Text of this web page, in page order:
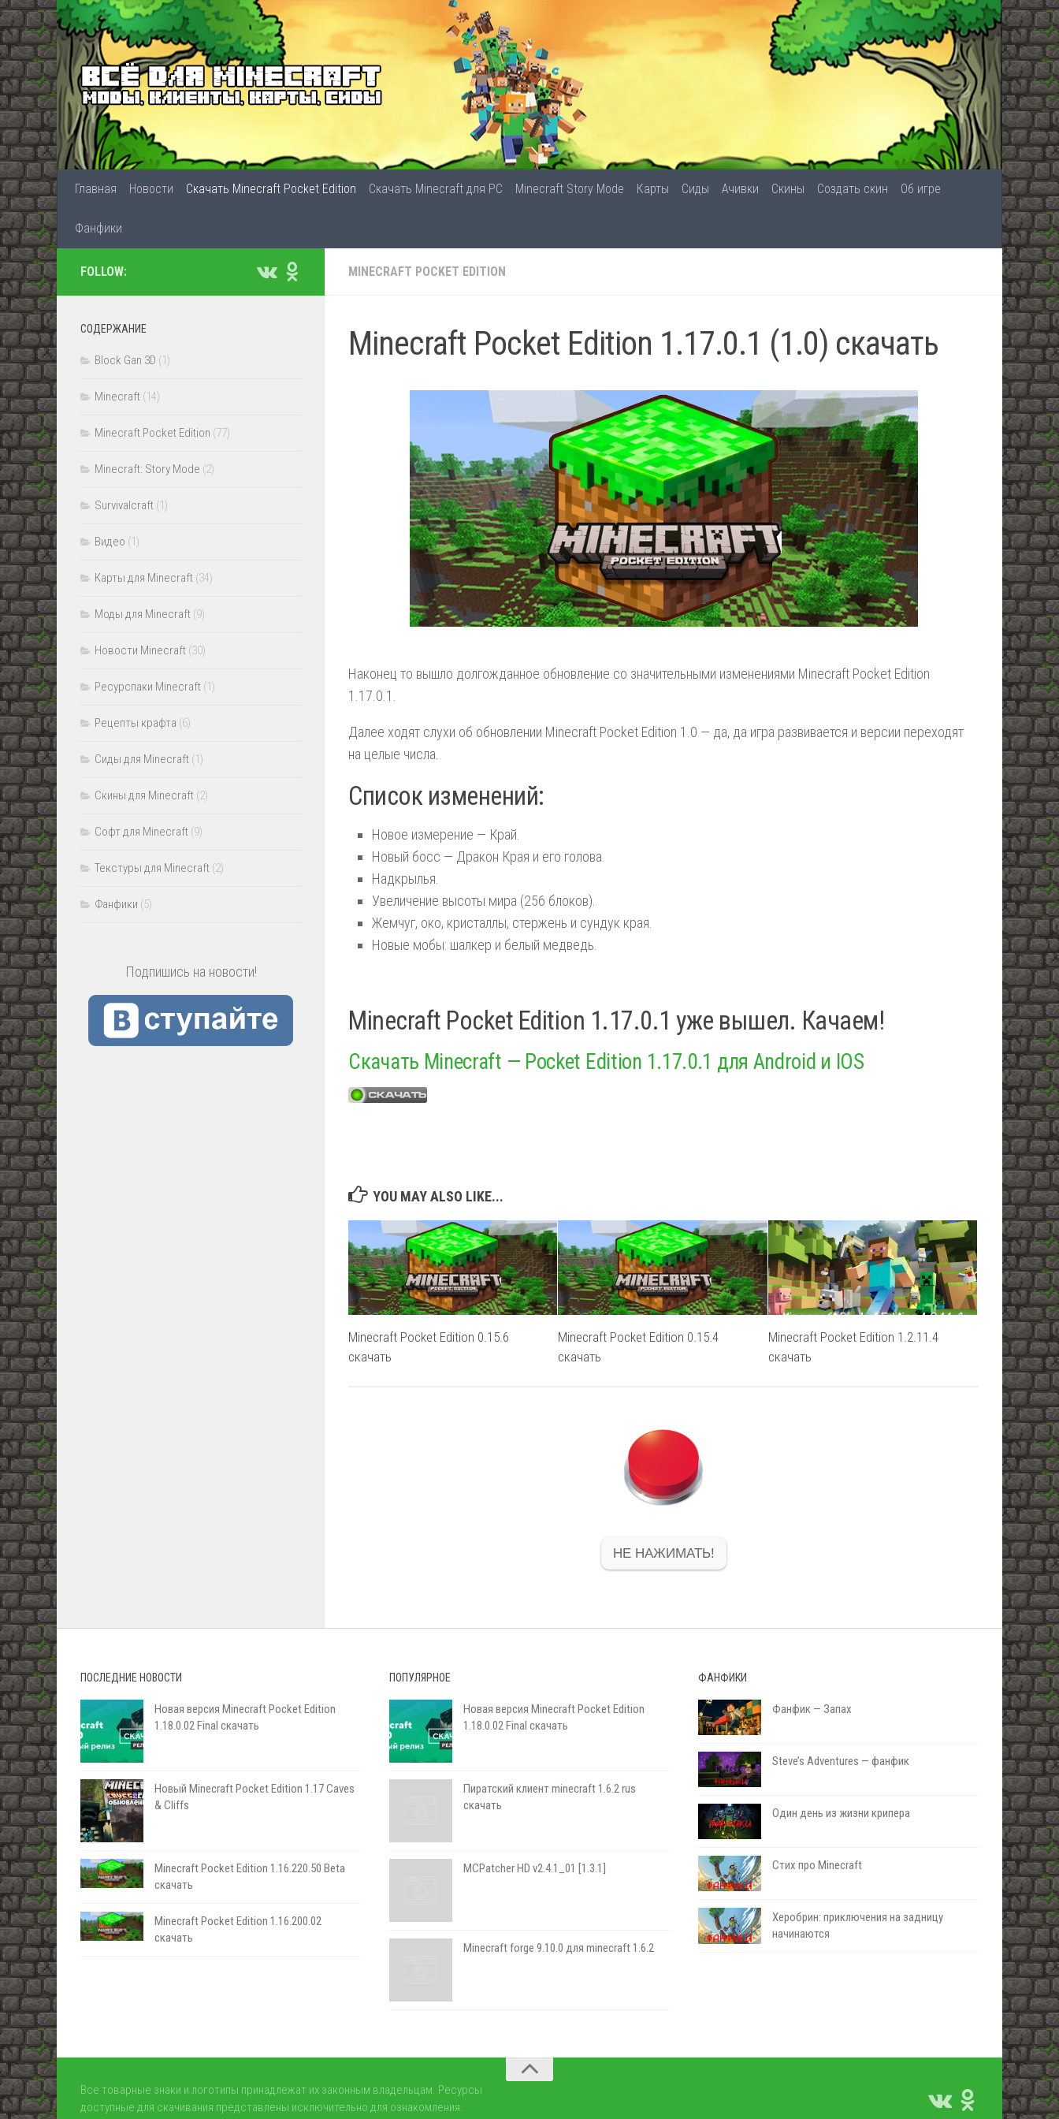
Главная Новости Скачать Minecraft Pocket Edition Скачать Minecraft для PC Minecraft Story Mode Карты Сиды Ачивки Скины Создать скин Об игре
Фанфики
MINECRAFT POCKET EDITION
Minecraft Pocket Edition 1.17.0.1 (1.0) скачать
Наконец то вышло долгожданное обновление со значительными изменениями Minecraft Pocket Edition
1.17.0.1.
Далее ходят слухи об обновлении Minecraft Pocket Edition 1.0 — да, да игра развивается и версии переходят
на целые числа.
Список изменений:
Новое измерение — Край.
Новый босс — Дракон Края и его голова.
Надкрылья.
Увеличение высоты мира (256 блоков).
Жемчуг, око, кристаллы, стержень и сундук края.
Новые мобы: шалкер и белый медведь.
Minecraft Pocket Edition 1.17.0.1 уже вышел. Качаем!
Скачать Minecraft — Pocket Edition 1.17.0.1 для Android и IOS
YOU MAY ALSO LIKE...
Minecraft Pocket Edition 0.15.6
скачать
Minecraft Pocket Edition 0.15.4
скачать
Minecraft Pocket Edition 1.2.11.4
скачать
НЕ НАЖИМАТЬ!
FOLLOW:
СОДЕРЖАНИЕ
Block Gan 3D (1)
Minecraft (14)
Minecraft Pocket Edition (77)
Minecraft: Story Mode (2)
Survivalcraft (1)
Видео (1)
Карты для Minecraft (34)
Моды для Minecraft (9)
Новости Minecraft (30)
Ресурспаки Minecraft (1)
Рецепты крафта (6)
Сиды для Minecraft (1)
Скины для Minecraft (2)
Софт для Minecraft (9)
Текстуры для Minecraft (2)
Фанфики (5)
Подпишись на новости!
ПОСЛЕДНИЕ НОВОСТИ
Новая версия Minecraft Pocket Edition
1.18.0.02 Final скачать
Новый Minecraft Pocket Edition 1.17 Сaves
& Cliffs
Minecraft Pocket Edition 1.16.220.50 Beta
скачать
Minecraft Pocket Edition 1.16.200.02
скачать
ПОПУЛЯРНОЕ
Новая версия Minecraft Pocket Edition
1.18.0.02 Final скачать
Пиратский клиент minecraft 1.6.2 rus
скачать
MCPatcher HD v2.4.1_01 [1.3.1]
Minecraft forge 9.10.0 для minecraft 1.6.2
ФАНФИКИ
Фанфик — Запах
Steve’s Adventures — фанфик
Один день из жизни крипера
Стих про Minecraft
Херобрин: приключения на задницу
начинаются
Все товарные знаки и логотипы принадлежат их законным владельцам. Ресурсы
доступные для скачивания представлены исключительно для ознакомления.